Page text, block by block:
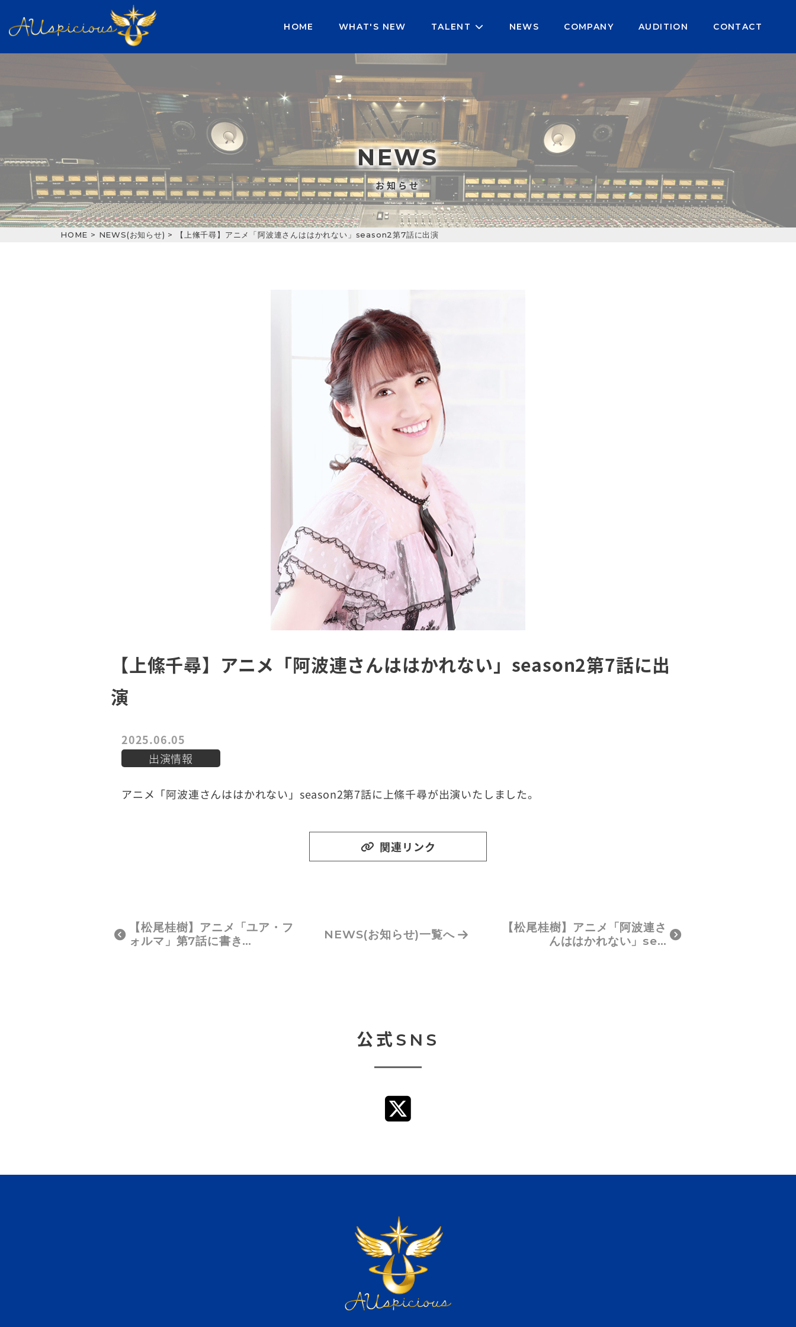
HOME WHAT'S NEW TALENT NEWS COMPANY AUDITION CONTACT
Warning: Trying to access array offset on value of type bool in/home/r6038452/public_html/auspicious-v.jp/wp/wp-content/themes/auspicious/single.php
NEWS
お知らせ
HOME > NEWS(お知らせ) > 【上絛千尋】アニメ「阿波連さんははかれない」season2第7話に出演
【上絛千尋】アニメ「阿波連さんははかれない」season2第7話に出
演
2025.06.05
出演情報
アニメ「阿波連さんははかれない」season2第7話に上絛千尋が出演いたしました。
関連リンク
【松尾桂樹】アニメ「ユア・フ
ォルマ」第7話に書き…
NEWS(お知らせ)一覧へ
【松尾桂樹】アニメ「阿波連さ
んははかれない」se…
公式SNS